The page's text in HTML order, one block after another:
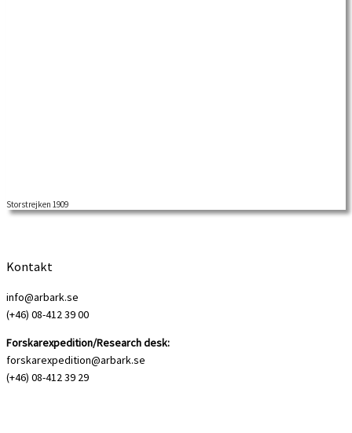
Storstrejken 1909
Kontakt
info@arbark.se
(+46) 08-412 39 00
Forskarexpedition/Research desk:
forskarexpedition@arbark.se
(+46) 08-412 39 29